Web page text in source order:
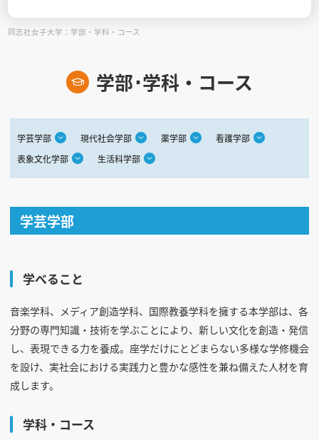
見学会WEB手引書
校内オンラインガイダンス
同志社女子大学：学部・学科・コース
学部･学科・コース
学芸学部 現代社会学部 薬学部
看護学部
表象文化学部
生活科学部
学芸学部
学べること
音楽学科、メディア創造学科、国際教養学科を擁する本学部は、各
分野の専門知識・技術を学ぶことにより、新しい文化を創造・発信
し、表現できる力を養成。座学だけにとどまらない多様な学修機会
を設け、実社会における実践力と豊かな感性を兼ね備えた人材を育
成します。
学科・コース